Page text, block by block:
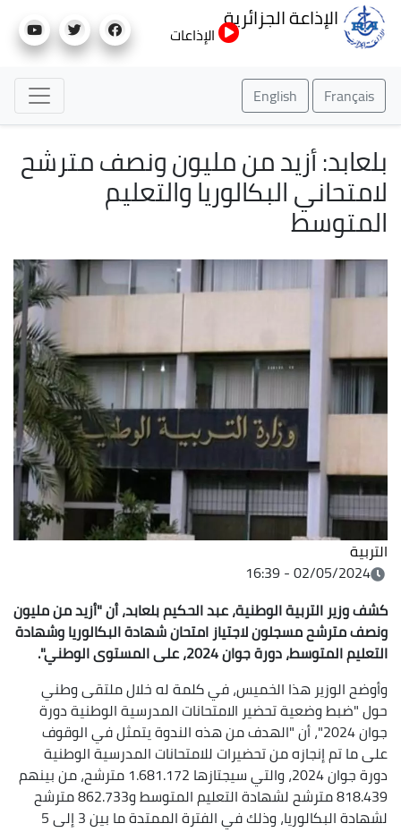
إلى
الإذاعة الجزائرية
الإذاعات
Français
English
بلعابد: أزيد من مليون ونصف مترشح
لامتحاني البكالوريا والتعليم
المتوسط
التربية
02/05/2024 - 16:39
كشف وزير التربية الوطنية، عبد الحكيم بلعابد، أن "أزيد من مليون
ونصف مترشح مسجلون لاجتياز امتحان شهادة البكالوريا وشهادة
التعليم المتوسط، دورة جوان 2024، على المستوى الوطني".
وأوضح الوزير هذا الخميس، في كلمة له خلال ملتقى وطني
حول "ضبط وضعية تحضير الامتحانات المدرسية الوطنية دورة
جوان 2024"، أن "الهدف من هذه الندوة يتمثل في الوقوف
على ما تم إنجازه من تحضيرات للامتحانات المدرسية الوطنية
دورة جوان 2024، والتي سيجتازها 1.681.172 مترشح، من بينهم
818.439 مترشح لشهادة التعليم المتوسط و862.733 مترشح
لشهادة البكالوريا، وذلك في الفترة الممتدة ما بين 3 إلى 5